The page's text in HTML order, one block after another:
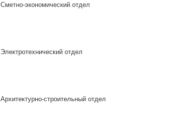
Сметно-экономический отдел
Электротехнический отдел
Архитектурно-строительный отдел